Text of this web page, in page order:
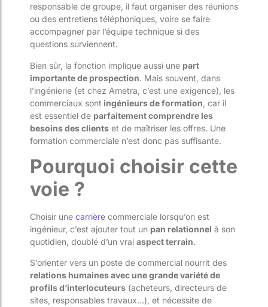
responsable de groupe, il faut organiser des réunions
ou des entretiens téléphoniques, voire se faire
accompagner par l’équipe technique si des
questions surviennent.
Bien sûr, la fonction implique aussi une part
importante de prospection. Mais souvent, dans
l’ingénierie (et chez Ametra, c’est une exigence), les
commerciaux sont ingénieurs de formation , car il
est essentiel de parfaitement comprendre les
besoins des clients et de maîtriser les offres. Une
formation commerciale n’est donc pas suffisante.
Pourquoi choisir cette
voie ?
Choisir une carrière commerciale lorsqu’on est
ingénieur, c’est ajouter tout un pan relationnel à son
quotidien, doublé d’un vrai aspect terrain.
S’orienter vers un poste de commercial nourrit des
relations humaines avec une grande variété de
profils d’interlocuteurs (acheteurs, directeurs de
sites, responsables travaux…), et nécessite de